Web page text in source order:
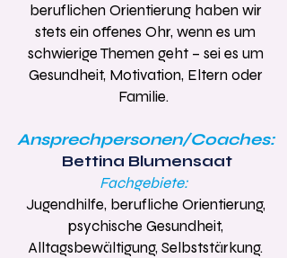
beruflichen Orientierung haben wir
stets ein offenes Ohr, wenn es um
schwierige Themen geht – sei es um
Gesundheit, Motivation, Eltern oder
Familie. ​​​
Ansprechpersonen/Coaches:
Bettina Blumensaat
Fachgebiete:
Jugendhilfe, berufliche Orientierung,
psychische Gesundheit,
Alltagsbewältigung, Selbststärkung.